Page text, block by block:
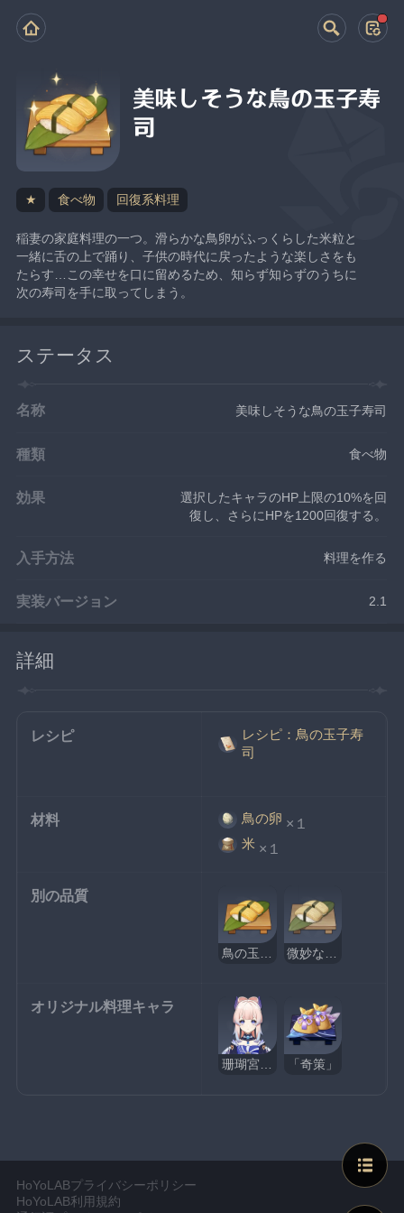
美味しそうな鳥の玉子寿
司
★ 食べ物 回復系料理
稲妻の家庭料理の一つ。滑らかな鳥卵がふっくらした米粒と
一緒に舌の上で踊り、子供の時代に戻ったような楽しさをも
たらす…この幸せを口に留めるため、知らず知らずのうちに
次の寿司を手に取ってしまう。
ステータス
名称 美味しそうな鳥の玉子寿司
種類 食べ物
効果
選択したキャラのHP上限の10%を回
復し、さらにHPを1200回復する。
入手方法 料理を作る
実装バージョン 2.1
詳細
レシピ
レシピ：鳥の玉子寿
司
材料 鳥の卵 ×１
米 ×１
別の品質
オリジナル料理キャラ
「奇策」
HoYoLABプライバシーポリシー
HoYoLAB利用規約